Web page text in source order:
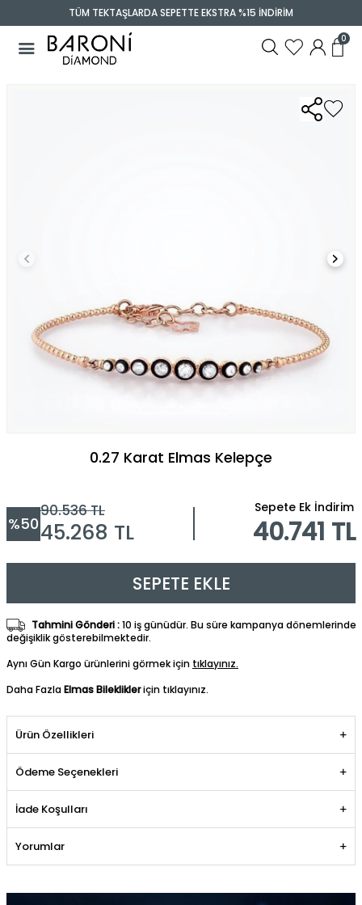
TÜM TEKTAŞLARDA SEPETTE EKSTRA %15 İNDİRİM
0
0.27 Karat Elmas Kelepçe
%50
90.536TL
45.268 TL
Sepete Ek İndirim
40.741 TL
SEPETE EKLE
Tahmini Gönderi :10 iş günüdür. Bu süre kampanya dönemlerinde
değişiklik gösterebilmektedir.
Aynı Gün Kargo ürünlerini görmek için tıklayınız.
Daha FazlaElmas Bileklikleriçin tıklayınız.
Ürün Özellikleri
Ödeme Seçenekleri
İade Koşulları
Yorumlar